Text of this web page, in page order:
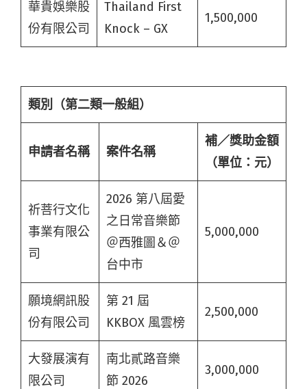
華貴娛樂股
份有限公司
Thailand First
Knock – GX
1,500,000
類別（第二類一般組）
申請者名稱 案件名稱
補／獎助金額
（單位：元）
祈菩行文化
事業有限公
司
2026 第八屆愛
之日常音樂節
＠西雅圖＆＠
台中市
5,000,000
願境網訊股
份有限公司
第 21 屆
KKBOX 風雲榜
2,500,000
大發展演有
限公司
南北貳路音樂
節 2026
3,000,000